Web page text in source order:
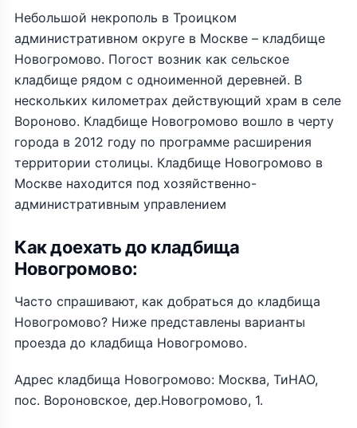
Небольшой некрополь в Троицком
административном округе в Москве – кладбище
Новогромово. Погост возник как сельское
кладбище рядом с одноименной деревней. В
нескольких километрах действующий храм в селе
Вороново. Кладбище Новогромово вошло в черту
города в 2012 году по программе расширения
территории столицы. Кладбище Новогромово в
Москве находится под хозяйственно-
административным управлением
Как доехать до кладбища
Новогромово:
Часто спрашивают, как добраться до кладбища
Новогромово? Ниже представлены варианты
проезда до кладбища Новогромово.
Адрес кладбища Новогромово: Москва, ТиНАО,
пос. Вороновское, дер.Новогромово, 1.